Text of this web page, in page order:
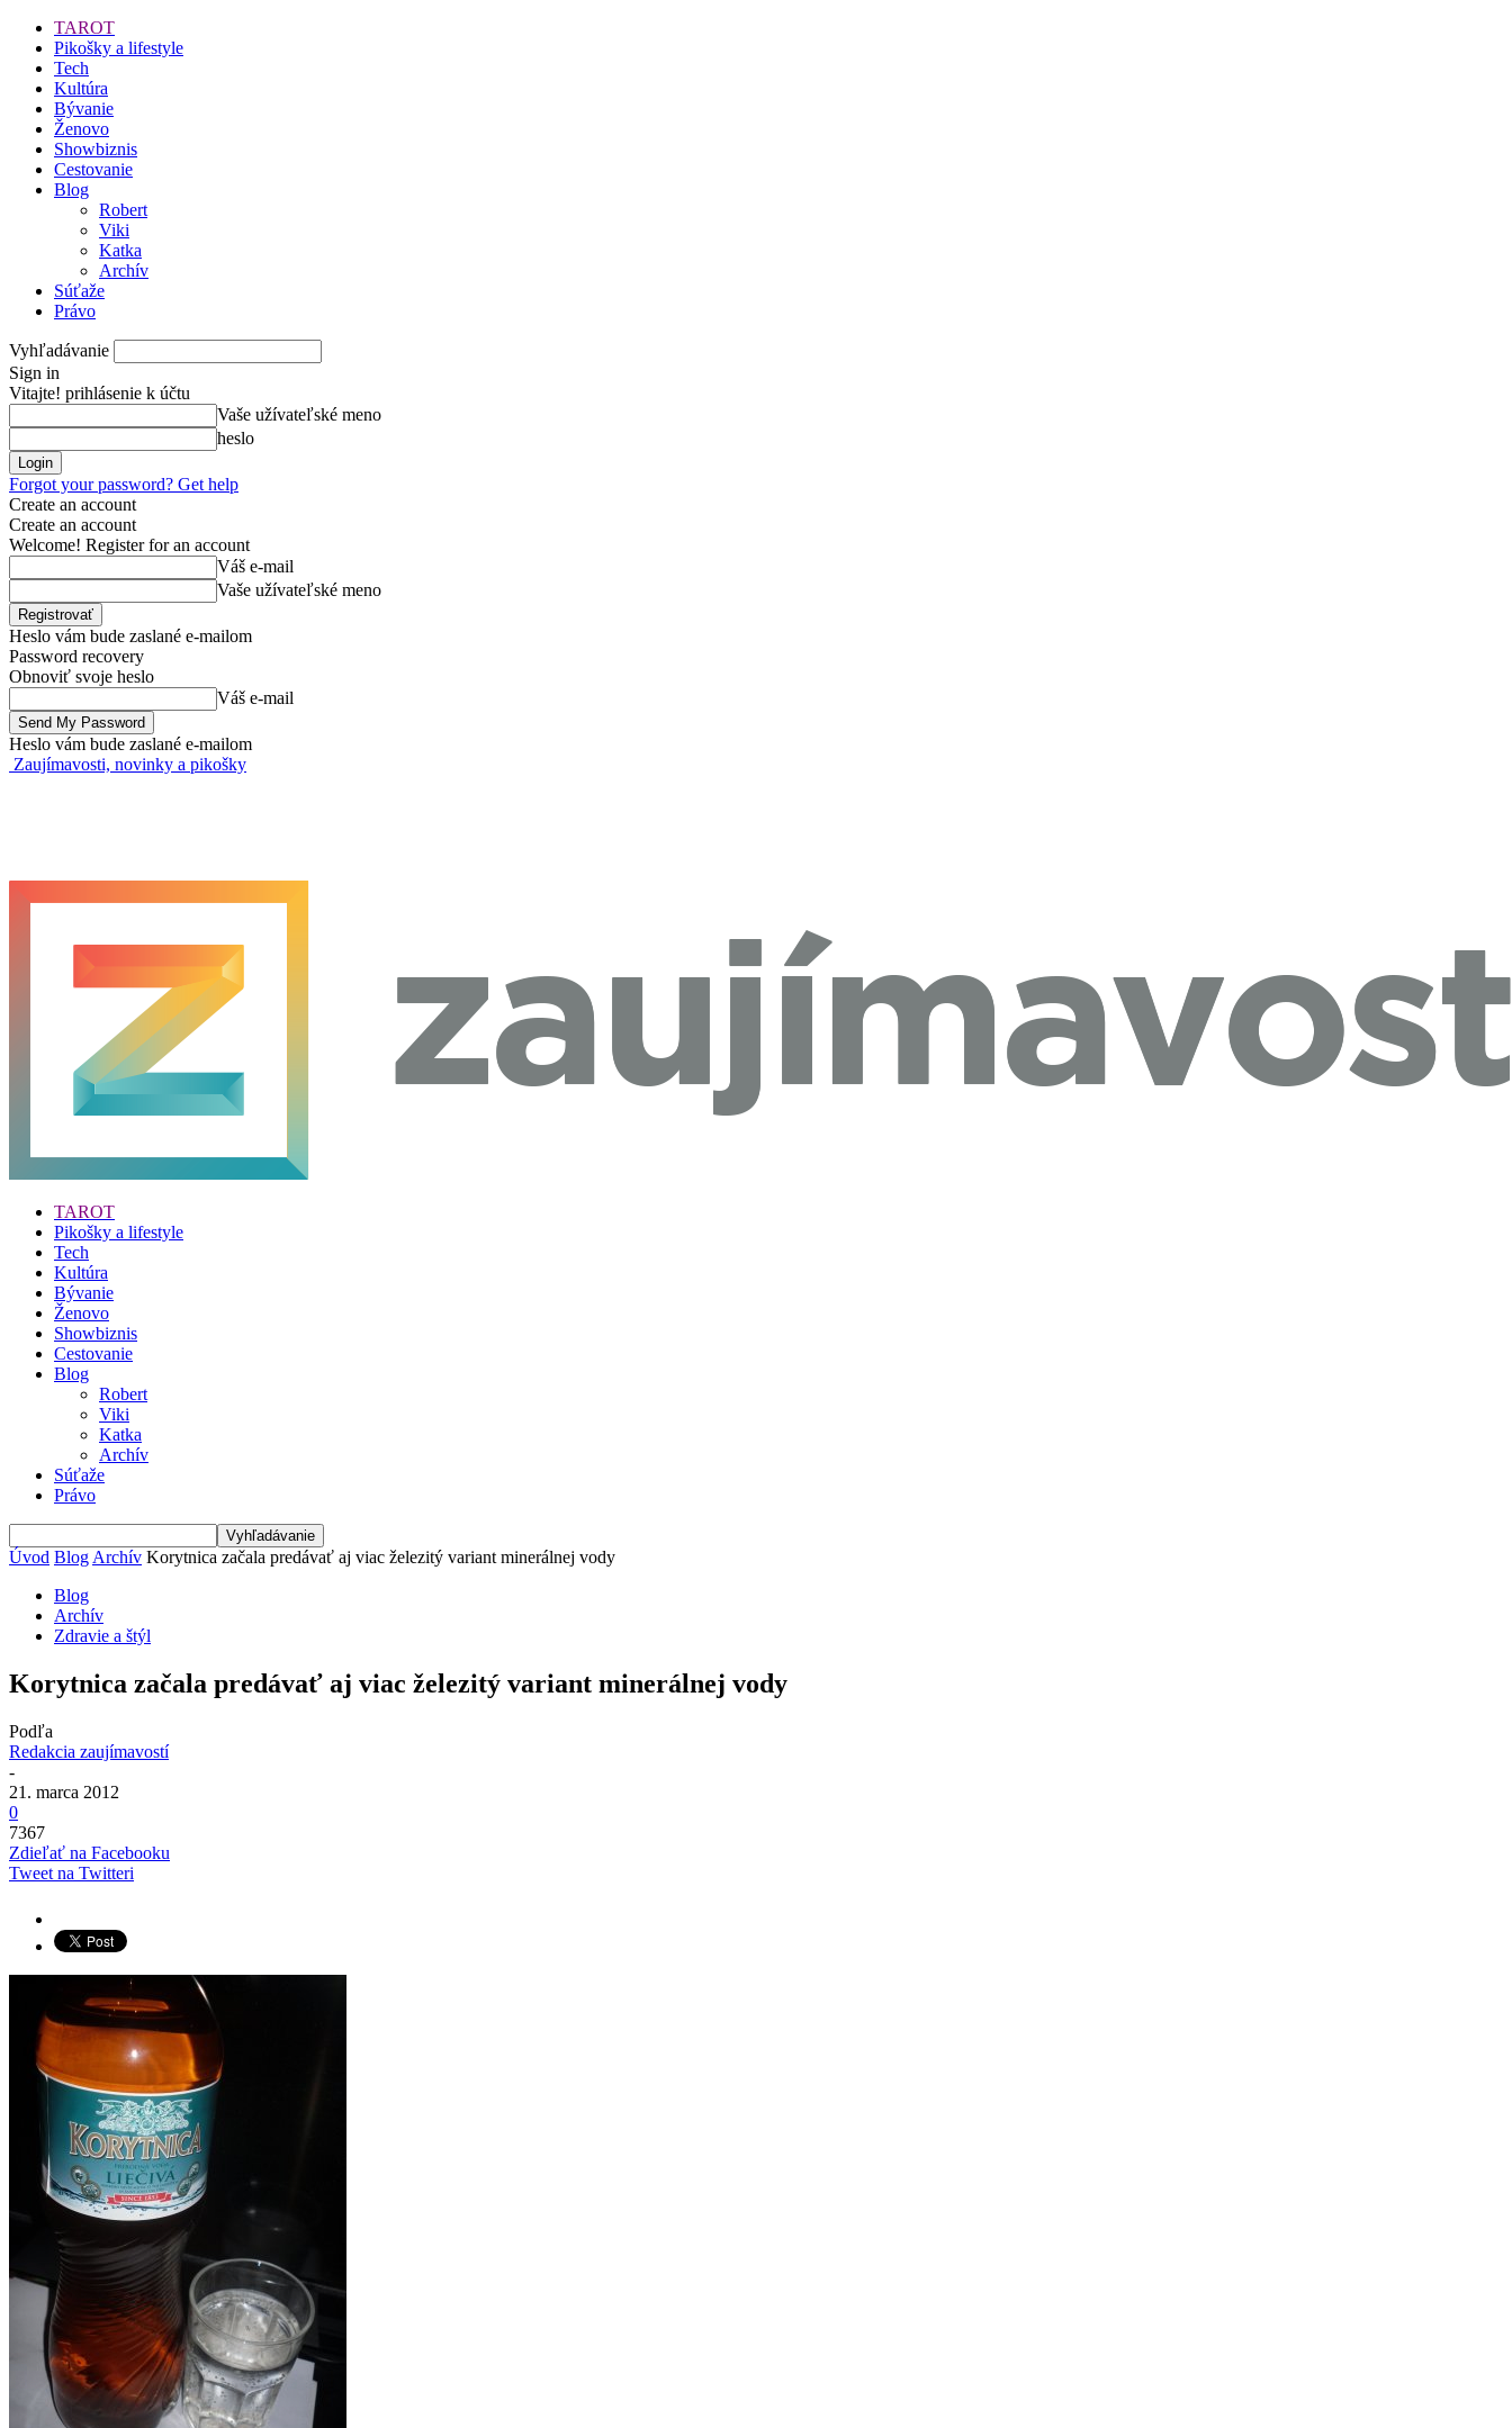
TAROT
Pikošky a lifestyle
Tech
Kultúra
Bývanie
Ženovo
Showbiznis
Cestovanie
Blog
Robert
Viki
Katka
Archív
Súťaže
Právo
Vyhľadávanie
Sign in
Vitajte! prihlásenie k účtu
Vaše užívateľské meno
heslo
Forgot your password? Get help
Create an account
Create an account
Welcome! Register for an account
Váš e-mail
Vaše užívateľské meno
Heslo vám bude zaslané e-mailom
Password recovery
Obnoviť svoje heslo
Váš e-mail
Heslo vám bude zaslané e-mailom
Zaujímavosti, novinky a pikošky
TAROT
Pikošky a lifestyle
Tech
Kultúra
Bývanie
Ženovo
Showbiznis
Cestovanie
Blog
Robert
Viki
Katka
Archív
Súťaže
Právo
Úvod Blog Archív Korytnica začala predávať aj viac železitý variant minerálnej vody
Blog
Archív
Zdravie a štýl
Korytnica začala predávať aj viac železitý variant minerálnej vody
Podľa
Redakcia zaujímavostí
-
21. marca 2012
0
7367
Zdieľať na Facebooku
Tweet na Twitteri